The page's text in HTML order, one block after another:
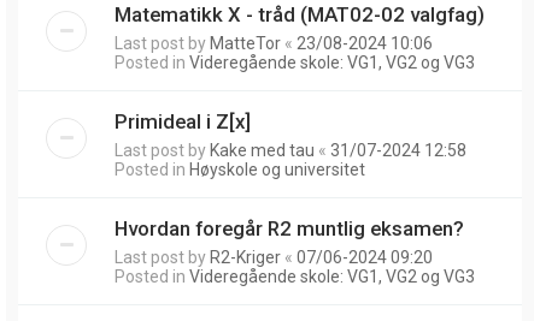
Matematikk X - tråd (MAT02-02 valgfag)
Last post by MatteTor « 23/08-2024 10:06
Posted in Videregående skole: VG1, VG2 og VG3
Primideal i Z[x]
Last post by Kake med tau « 31/07-2024 12:58
Posted in Høyskole og universitet
Hvordan foregår R2 muntlig eksamen?
Last post by R2-Kriger « 07/06-2024 09:20
Posted in Videregående skole: VG1, VG2 og VG3